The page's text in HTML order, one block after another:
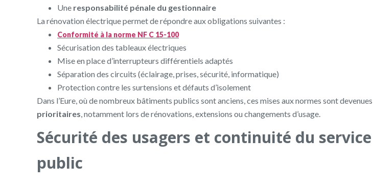
Une responsabilité pénale du gestionnaire
La rénovation électrique permet de répondre aux obligations suivantes :
Conformité à la norme NF C 15-100
Sécurisation des tableaux électriques
Mise en place d’interrupteurs différentiels adaptés
Séparation des circuits (éclairage, prises, sécurité, informatique)
Protection contre les surtensions et défauts d’isolement
Dans l’Eure, où de nombreux bâtiments publics sont anciens, ces mises aux normes sont devenues
prioritaires, notamment lors de rénovations, extensions ou changements d’usage.
Sécurité des usagers et continuité du service
public